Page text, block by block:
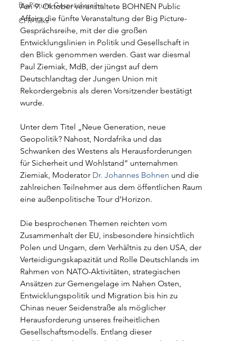
BigPicture-Gesprächsreihe
CPR-Talks
Am 9. Oktober veranstaltete BOHNEN Public
Affairs die fünfte Veranstaltung der Big Picture-
Gesprächsreihe, mit der die großen
Entwicklungslinien in Politik und Gesellschaft in
den Blick genommen werden. Gast war diesmal
Paul Ziemiak, MdB, der jüngst auf dem
Deutschlandtag der Jungen Union mit
Rekordergebnis als deren Vorsitzender bestätigt
wurde.
Unter dem Titel „Neue Generation, neue
Geopolitik? Nahost, Nordafrika und das
Schwanken des Westens als Herausforderungen
für Sicherheit und Wohlstand“ unternahmen
Ziemiak, Moderator Dr. Johannes Bohnen und die
zahlreichen Teilnehmer aus dem öffentlichen Raum
eine außenpolitische Tour d’Horizon.
Die besprochenen Themen reichten vom
Zusammenhalt der EU, insbesondere hinsichtlich
Polen und Ungarn, dem Verhältnis zu den USA, der
Verteidigungskapazität und Rolle Deutschlands im
Rahmen von NATO-Aktivitäten, strategischen
Ansätzen zur Gemengelage im Nahen Osten,
Entwicklungspolitik und Migration bis hin zu
Chinas neuer Seidenstraße als möglicher
Herausforderung unseres freiheitlichen
Gesellschaftsmodells. Entlang dieser